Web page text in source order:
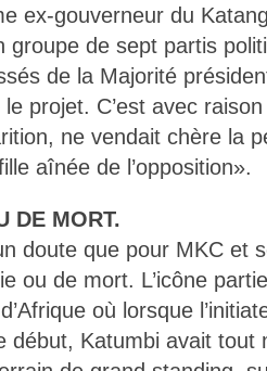
ex-gouverneur du
groupe de sept partis
de la Majorité
projet. C’est avec
ne vendait chère la
aînée de l’opposition».
DE MORT.
doute que pour MKC et
ou de mort. L’icône
où lorsque
début, Katumbi avait tout